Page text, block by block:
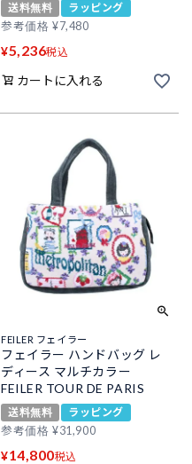
送料無料
ラッピング
参考価格 ¥7,480
¥5,236税込
カートに入れる
FEILER フェイラー
フェイラー ハンドバッグ レ
ディース マルチカラー
FEILER TOUR DE PARIS
送料無料
ラッピング
参考価格 ¥31,900
¥14,800税込